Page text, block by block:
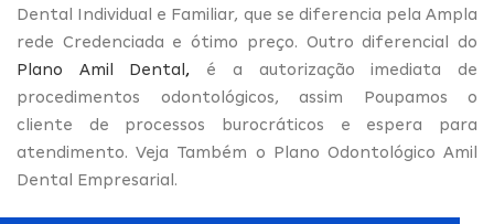
Dental Individual e Familiar, que se diferencia pela Ampla
rede Credenciada e ótimo preço. Outro diferencial do
Plano Amil Dental , é a autorização imediata de
procedimentos odontológicos, assim Poupamos o
cliente de processos burocráticos e espera para
atendimento. Veja Também o Plano Odontológico Amil
Dental Empresarial.